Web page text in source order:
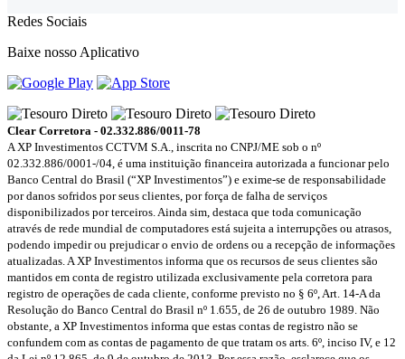
Redes Sociais
Baixe nosso Aplicativo
Clear Corretora - 02.332.886/0011-78
A XP Investimentos CCTVM S.A., inscrita no CNPJ/ME sob o nº
02.332.886/0001-/­04, é uma instituição financeira autorizada a funcionar pelo
Banco Central do Brasil (“XP Investimentos”) e exime-se de responsabilidade
por danos sofridos por seus clientes, por força de falha de serviços
disponibilizados por terceiros. Ainda sim, destaca que toda comunicação
através de rede mundial de computadores está sujeita a interrupções ou atrasos,
podendo impedir ou prejudicar o envio de ordens ou a recepção de informações
atualizadas. A XP Investimentos informa que os recursos de seus clientes são
mantidos em conta de registro utilizada exclusivamente pela corretora para
registro de operações de cada cliente, conforme previsto no § 6º, Art. 14-A da
Resolução do Banco Central do Brasil nº 1.655, de 26 de outubro 1989. Não
obstante, a XP Investimentos informa que estas contas de registro não se
confundem com as contas de pagamento de que tratam os arts. 6º, inciso IV, e 12